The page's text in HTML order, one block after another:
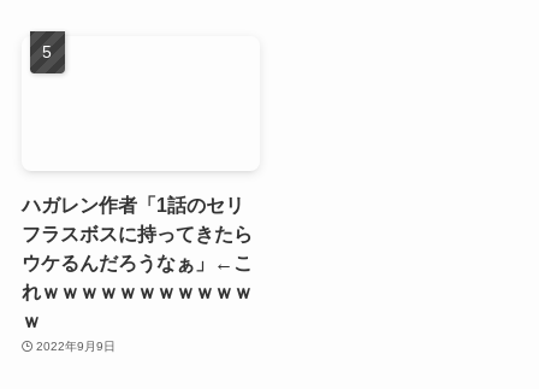
ハガレン作者「1話のセリ
フラスボスに持ってきたら
ウケるんだろうなぁ」←こ
れｗｗｗｗｗｗｗｗｗｗｗ
ｗ
2022年9月9日